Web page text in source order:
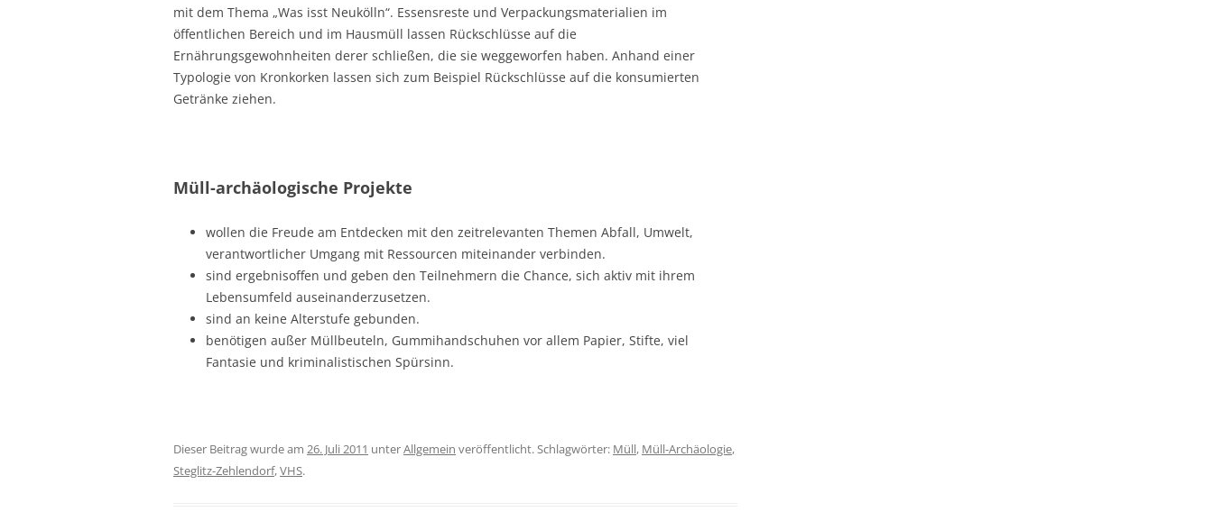
mit dem Thema „Was isst Neukölln“. Essensreste und Verpackungsmaterialien im
öffentlichen Bereich und im Hausmüll lassen Rückschlüsse auf die
Ernährungsgewohnheiten derer schließen, die sie weggeworfen haben. Anhand einer
Typologie von Kronkorken lassen sich zum Beispiel Rückschlüsse auf die konsumierten
Getränke ziehen.
Müll-archäologische Projekte
wollen die Freude am Entdecken mit den zeitrelevanten Themen Abfall, Umwelt,
verantwortlicher Umgang mit Ressourcen miteinander verbinden.
sind ergebnisoffen und geben den Teilnehmern die Chance, sich aktiv mit ihrem
Lebensumfeld auseinanderzusetzen.
sind an keine Alterstufe gebunden.
benötigen außer Müllbeuteln, Gummihandschuhen vor allem Papier, Stifte, viel
Fantasie und kriminalistischen Spürsinn.
Dieser Beitrag wurde am 26. Juli 2011 unterAllgemein veröffentlicht. Schlagwörter: Müll, Müll-Archäologie,
Steglitz-Zehlendorf,VHS.